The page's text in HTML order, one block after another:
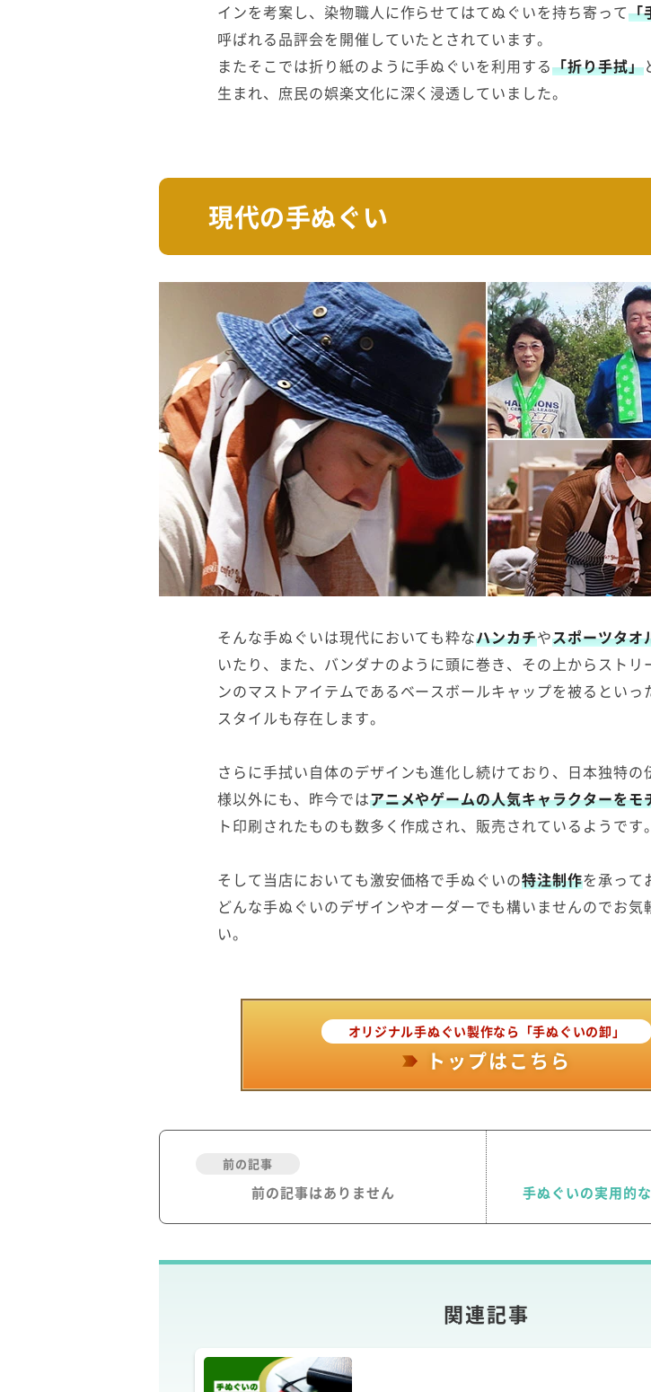
インを考案し、染物職人に作らせてはてぬぐいを持ち寄って「
呼ばれる品評会を開催していたとされています。
またそこでは折り紙のように手ぬぐいを利用する「折り手拭」
生まれ、庶民の娯楽文化に深く浸透していました。
現代の手ぬぐい
そんな手ぬぐいは現代においても粋なハンカチやスポーツタオ
いたり、また、バンダナのように頭に巻き、その上からストリ
ンのマストアイテムであるベースボールキャップを被るといっ
スタイルも存在します。
さらに手拭い自体のデザインも進化し続けており、日本独特の
様以外にも、昨今ではアニメやゲームの人気キャラクターをモ
ト印刷されたものも数多く作成され、販売されているようです。
そして当店においても激安価格で手ぬぐいの特注制作を承って
どんな手ぬぐいのデザインやオーダーでも構いませんのでお気
い。
オリジナル手ぬぐい製作なら「手ぬぐいの卸」
トップはこちら
前の記事
前の記事はありません 手ぬぐいの実用的
関連記事